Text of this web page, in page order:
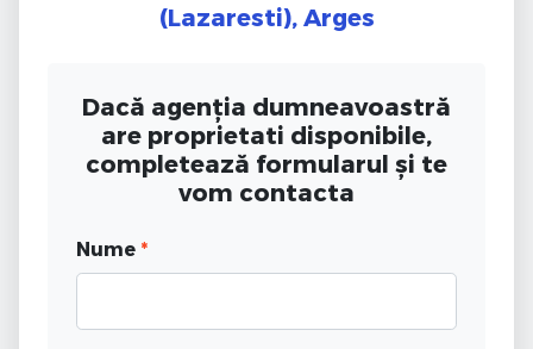
(Lazaresti), Arges
Dacă agenția dumneavoastră
are proprietati disponibile,
completează formularul și te
vom contacta
Nume *